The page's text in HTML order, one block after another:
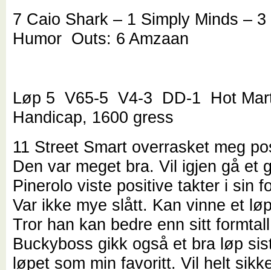
7 Caio Shark – 1 Simply Minds – 3
Humor Outs: 6 Amzaan
Løp 5 V65-5 V4-3 DD-1 Hot
Handicap, 1600 gress
11 Street Smart overrasket meg
Den var meget bra. Vil igjen gå et
Pinerolo viste positive takter i sin
Var ikke mye slått. Kan vinne et
Tror han kan bedre enn sitt
Buckyboss gikk også et bra løp
løpet som min favoritt. Vil helt